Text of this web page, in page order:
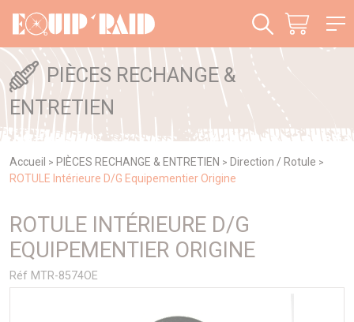
PIÈCES RECHANGE &
ENTRETIEN
Accueil > PIÈCES RECHANGE & ENTRETIEN > Direction / Rotule >
ROTULE Intérieure D/G Equipementier Origine
ROTULE INTÉRIEURE D/G
EQUIPEMENTIER ORIGINE
Réf MTR-8574OE
Panneau de gestion des cookies